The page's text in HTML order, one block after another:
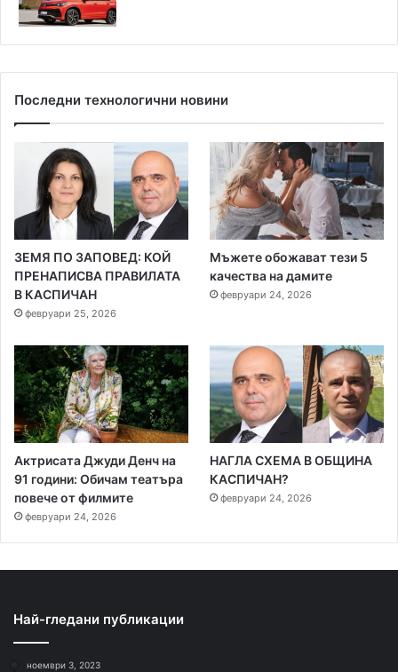
Последни технологични новини
ЗЕМЯ ПО ЗАПОВЕД: КОЙ
ПРЕНАПИСВА ПРАВИЛАТА
В КАСПИЧАН
февруари 25, 2026
Мъжете обожават тези 5
качества на дамите
февруари 24, 2026
Актрисата Джуди Денч на
91 години: Обичам театъра
повече от филмите
февруари 24, 2026
НАГЛА СХЕМА В ОБЩИНА
КАСПИЧАН?
февруари 24, 2026
Най-гледани публикации
ноември 3, 2023